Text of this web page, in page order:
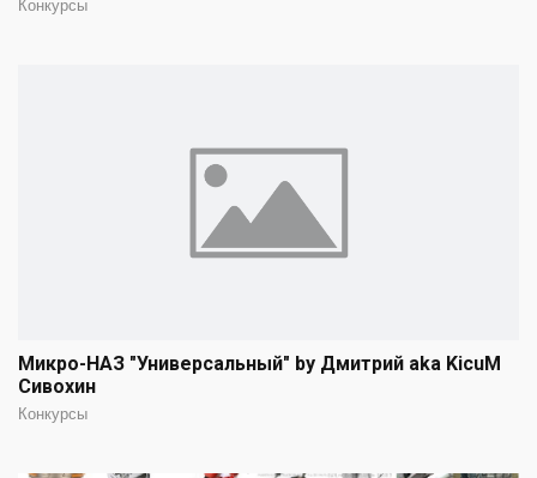
Конкурсы
Микро-НАЗ "Универсальный" by Дмитрий aka KicuM
Сивохин
Конкурсы